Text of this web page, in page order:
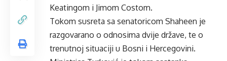
Keatingom i Jimom Costom.
Tokom susreta sa senatoricom Shaheen je
razgovarano o odnosima dvije države, te o
trenutnoj situaciji u Bosni i Hercegovini.